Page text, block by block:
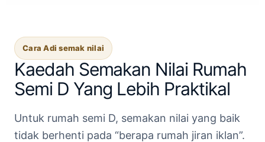
Cara Adi semak nilai
Kaedah Semakan Nilai Rumah
Semi D Yang Lebih Praktikal
Untuk rumah semi D, semakan nilai yang baik
tidak berhenti pada “berapa rumah jiran iklan”.